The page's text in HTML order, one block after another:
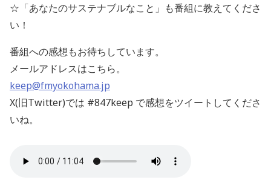
☆「あなたのサステナブルなこと」も番組に教えてくださ
い！
番組への感想もお待ちしています。
メールアドレスはこちら。
keep@fmyokohama.jp
X(旧Twitter)では #847keep で感想をツイートしてくださ
いね。